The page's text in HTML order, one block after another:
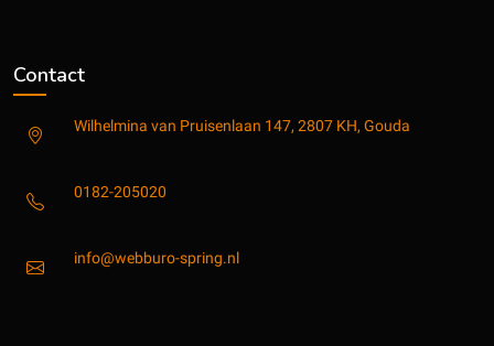
Contact
Wilhelmina van Pruisenlaan 147, 2807 KH, Gouda
0182-205020
info@webburo-spring.nl